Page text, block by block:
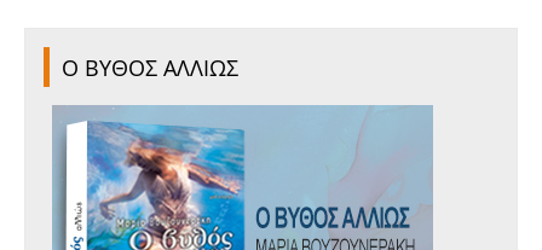
Ο ΒΥΘΟΣ ΑΛΛΙΩΣ